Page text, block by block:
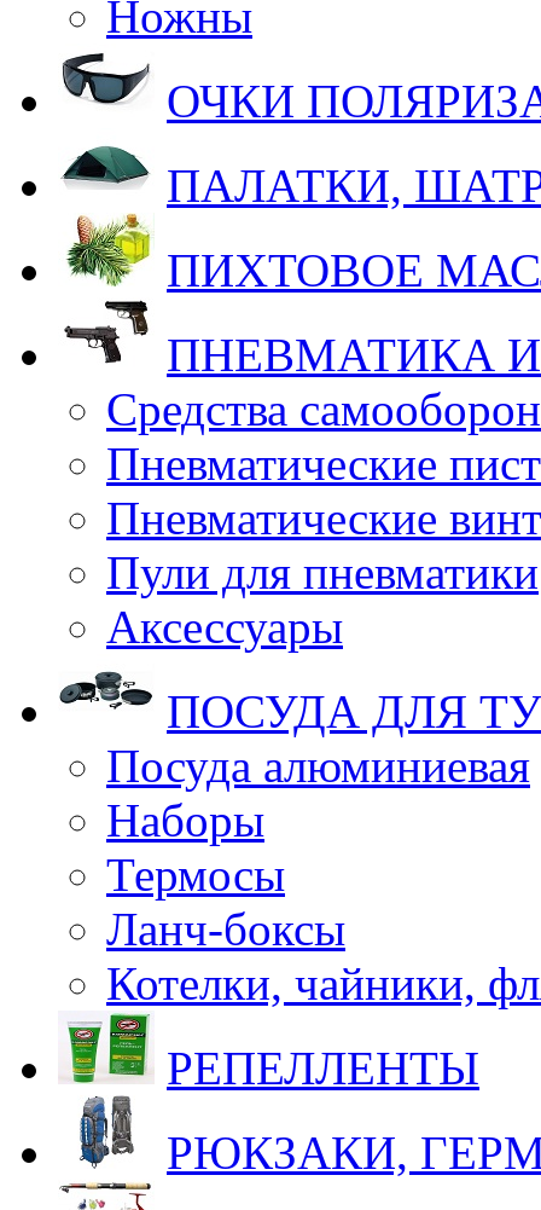
Ножны
ОЧКИ
ПАЛАТКИ,
ПИХТОВОЕ
ПНЕВМАТИКА
Средства
Пневматические
Пневматические
Пули для пневматики
Аксессуары
ПОСУДА ДЛЯ
Посуда алюминиевая
Наборы
Термосы
Ланч-боксы
Котелки, чайники,
РЕПЕЛЛЕНТЫ
РЮКЗАКИ,